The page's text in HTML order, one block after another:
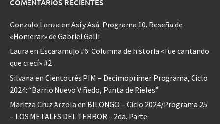
COMENTARIOS RECIENTES
Gonzalo Lanza en Así y Asá. Programa 10. Reseña de
«Homerar» de Gabriel Galli
Laura en Escaramujo #6: Columna de historia «Fue cantando
que crecí» #2
Silvana en Cientotrés PIM – Decimoprimer Programa, Ciclo
2024: “Barrio Nuevo Viñedo, Punta de Rieles”
Maritza Cruz Arzola en BILONGO – Ciclo 2024/Programa 25
– LOS METALES DEL TERROR – 2da. Parte